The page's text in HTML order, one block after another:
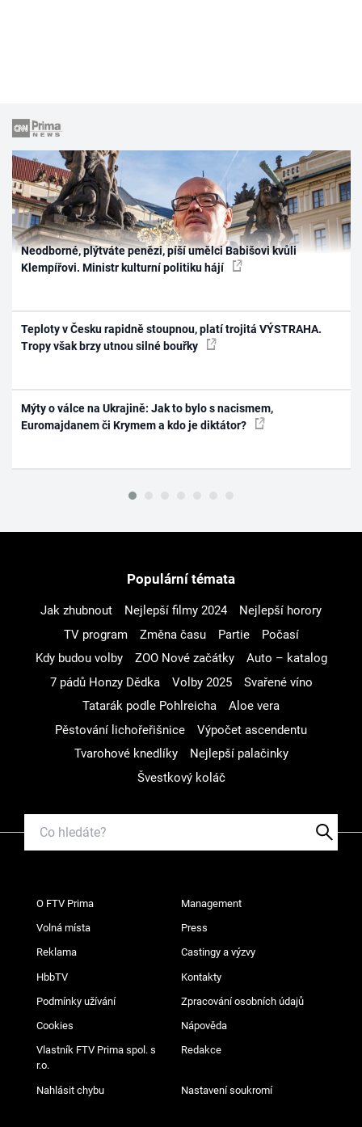
Neodborné, plýtváte penězi, píší umělci Babišovi kvůli
Klempířovi. Ministr kulturní politiku hájí
Teploty v Česku rapidně stoupnou, platí trojitá VÝSTRAHA.
Tropy však brzy utnou silné bouřky
Mýty o válce na Ukrajině: Jak to bylo s nacismem,
Euromajdanem či Krymem a kdo je diktátor?
Populární témata
Jak zhubnout Nejlepší filmy 2024
Nejlepší horory
TV program
Změna času Partie
Počasí
Kdy budou volby
ZOO Nové začátky
Auto – katalog
7 pádů Honzy Dědka
Volby 2025
Svařené víno
Tatarák podle Pohlreicha
Aloe vera
Pěstování lichořeřišnice
Výpočet ascendentu
Tvarohové knedlíky
Nejlepší palačinky
Švestkový koláč
O FTV Prima Management
Volná místa Press
Reklama Castingy a výzvy
HbbTV Kontakty
Podmínky užívání Zpracování osobních údajů
Cookies Nápověda
Vlastník FTV Prima spol. s
r.o.
Redakce
Nahlásit chybu Nastavení soukromí